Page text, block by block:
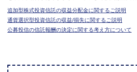
追加型株式投資信託の収益分配金に関するご説明
通貨選択型投資信託の収益/損失に関するご説明
公募投信の信託報酬の決定に関する考え方について